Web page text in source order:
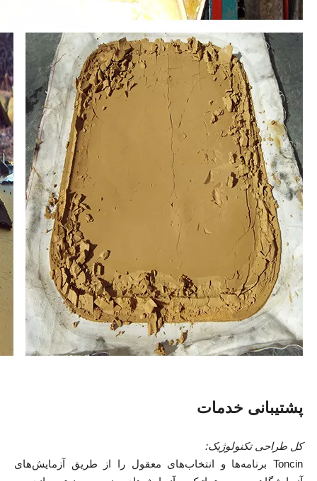
پشتیبانی خدمات
کل طراحی تکنولوژیک:
Toncin برنامه‌ها و انتخاب‌های معقول را از طریق آزمایش‌های